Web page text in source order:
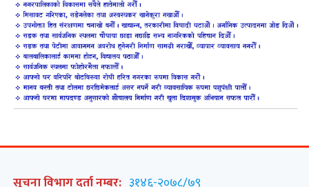
सूचना विभाग दर्ता नम्बर: ३१४६-२०७८/७९